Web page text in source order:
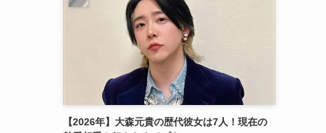
【2026年】大森元貴の歴代彼女は7人！現在の